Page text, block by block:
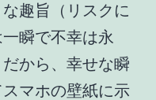
趣旨（リスクに
瞬で不幸は永
から、幸せな瞬
マホの壁紙に示